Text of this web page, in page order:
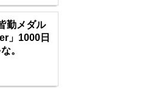
勤メダル
」1000日
。